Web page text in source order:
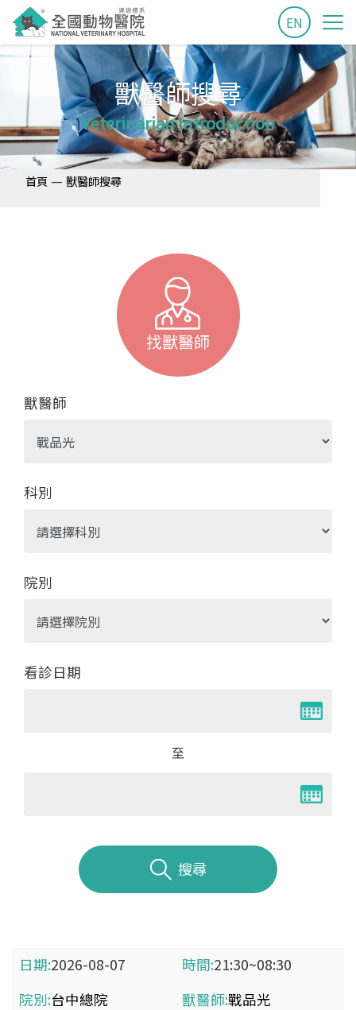
EN
獸醫師搜尋
Veterinarian Introduction
首頁 — 獸醫師搜尋
找獸醫師
獸醫師
科別
院別
看診日期
至
搜尋
2026-08-07
21:30~08:30
台中總院
戰品光